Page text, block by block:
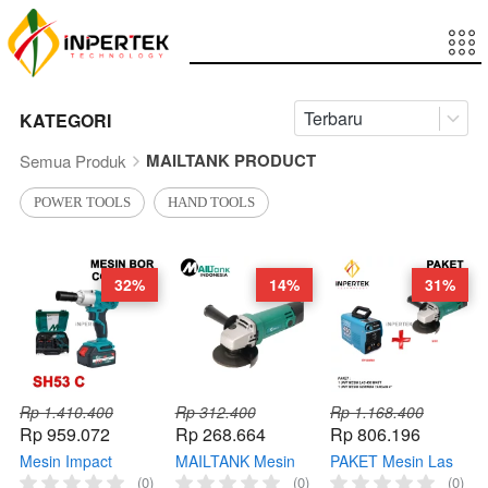
KATEGORI Terbaru
Semua Produk MAILTANK PRODUCT
POWER TOOLS HAND TOOLS
Rp 1.410.400
Rp 959.072
Mesin Impact
Wrench 1/2 SH53 C
(0)
32%
Rp 312.400
Rp 268.664
MAILTANK Mesin
Gerinda SH05
(0)
14%
Rp 1.168.400
Rp 806.196
PAKET Mesin Las
450 Watt
(0)
31%